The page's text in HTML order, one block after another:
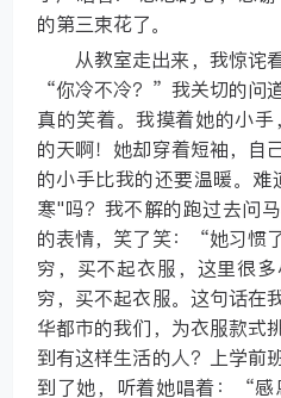
的第三束花了。
从教室走出来，我惊诧
“你冷不冷？”我关切的问
真的笑着。我摸着她的小
的天啊！她却穿着短袖，自
的小手比我的还要温暖。
寒"吗？我不解的跑过去问
的表情，笑了笑：“她习惯
穷，买不起衣服，这里很
穷，买不起衣服。这句话在
华都市的我们，为衣服款式
到有这样生活的人？上学前
到了她，听着她唱着：“